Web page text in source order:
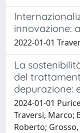
innovazione:
2022-01-01
La
del
depurazione:
2024-01-01
Traversi, Marco;
Roberto;